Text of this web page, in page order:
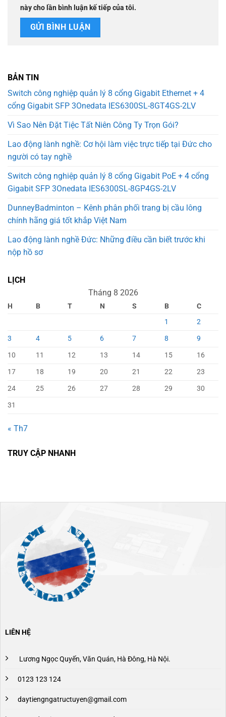
này cho lần bình luận kế tiếp của tôi.
BẢN TIN
Switch công nghiệp quản lý 8 cổng Gigabit Ethernet + 4
cổng Gigabit SFP 3Onedata IES6300SL-8GT4GS-2LV
Vì Sao Nên Đặt Tiệc Tất Niên Công Ty Trọn Gói?
Lao động lành nghề: Cơ hội làm việc trực tiếp tại Đức cho
người có tay nghề
Switch công nghiệp quản lý 8 cổng Gigabit PoE + 4 cổng
Gigabit SFP 3Onedata IES6300SL-8GP4GS-2LV
DunneyBadminton – Kênh phân phối trang bị cầu lông
chính hãng giá tốt khắp Việt Nam
Lao động lành nghề Đức: Những điều cần biết trước khi
nộp hồ sơ
LỊCH
Tháng 8 2026
H B T N S B
C
1
2
3
4 5 6 7 8
9
10
11 12 13 14 15
16
17
18 19 20 21 22
23
24
25 26 27 28 29
30
31
« Th7
TRUY CẬP NHANH
LIÊN HỆ
Lương Ngọc Quyến, Văn Quán, Hà Đông, Hà Nội.
0123 123 124
daytiengngatructuyen@gmail.com